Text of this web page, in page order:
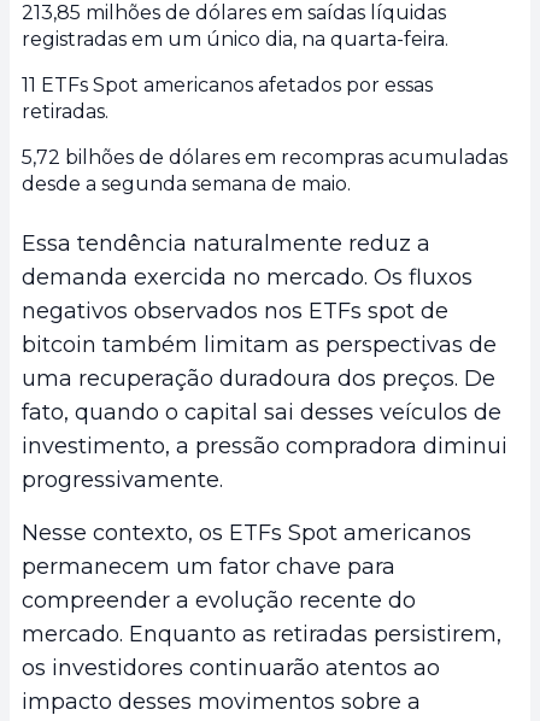
213,85 milhões de dólares em saídas líquidas
registradas em um único dia, na quarta-feira.
11 ETFs Spot americanos afetados por essas
retiradas.
5,72 bilhões de dólares em recompras acumuladas
desde a segunda semana de maio.
Essa tendência naturalmente reduz a
demanda exercida no mercado. Os fluxos
negativos observados nos ETFs spot de
bitcoin também limitam as perspectivas de
uma recuperação duradoura dos preços. De
fato, quando o capital sai desses veículos de
investimento, a pressão compradora diminui
progressivamente.
Nesse contexto, os ETFs Spot americanos
permanecem um fator chave para
compreender a evolução recente do
mercado. Enquanto as retiradas persistirem,
os investidores continuarão atentos ao
impacto desses movimentos sobre a